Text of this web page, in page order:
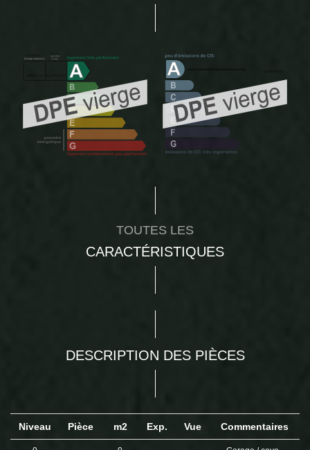
TOUTES LES
CARACTÉRISTIQUES
DESCRIPTION DES PIÈCES
Niveau Pièce m2 Exp. Vue Commentaires